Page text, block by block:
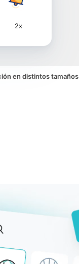
2x
en distintos tamaños